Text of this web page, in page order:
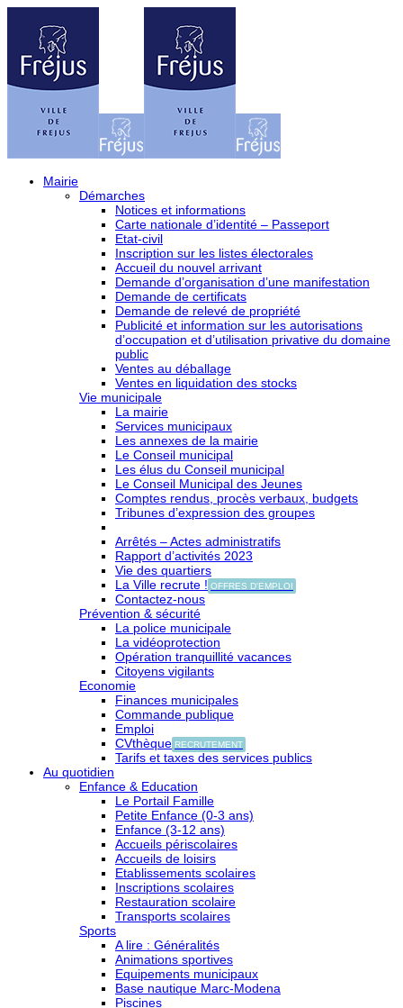
Mairie
Démarches
Notices et informations
Carte nationale d’identité – Passeport
Etat-civil
Inscription sur les listes électorales
Accueil du nouvel arrivant
Demande d’organisation d’une manifestation
Demande de certificats
Demande de relevé de propriété
Publicité et information sur les autorisations
d’occupation et d’utilisation privative du domaine
public
Ventes au déballage
Ventes en liquidation des stocks
Vie municipale
La mairie
Services municipaux
Les annexes de la mairie
Le Conseil municipal
Les élus du Conseil municipal
Le Conseil Municipal des Jeunes
Comptes rendus, procès verbaux, budgets
Tribunes d’expression des groupes
Arrêtés – Actes administratifs
Rapport d’activités 2023
Vie des quartiers
La Ville recrute ! OFFRES D'EMPLOI
Contactez-nous
Prévention & sécurité
La police municipale
La vidéoprotection
Opération tranquillité vacances
Citoyens vigilants
Economie
Finances municipales
Commande publique
Emploi
CVthèque RECRUTEMENT
Tarifs et taxes des services publics
Au quotidien
Enfance & Education
Le Portail Famille
Petite Enfance (0-3 ans)
Enfance (3-12 ans)
Accueils périscolaires
Accueils de loisirs
Etablissements scolaires
Inscriptions scolaires
Restauration scolaire
Transports scolaires
Sports
A lire : Généralités
Animations sportives
Equipements municipaux
Base nautique Marc-Modena
Piscines